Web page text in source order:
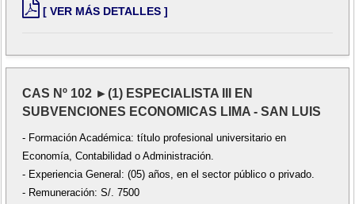
[ VER MÁS DETALLES ]
CAS Nº 102 ►(1) ESPECIALISTA III EN
SUBVENCIONES ECONOMICAS LIMA - SAN LUIS
- Formación Académica: título profesional universitario en
Economía, Contabilidad o Administración.
- Experiencia General: (05) años, en el sector público o privado.
- Remuneración: S/. 7500